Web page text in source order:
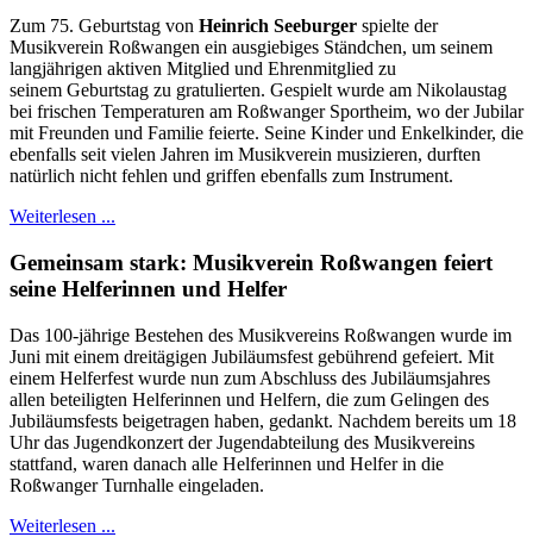
Zum 75. Geburtstag von Heinrich Seeburger spielte der
Musikverein Roßwangen ein ausgiebiges Ständchen, um seinem
langjährigen aktiven Mitglied und Ehrenmitglied zu
seinem Geburtstag zu gratulierten. Gespielt wurde am Nikolaustag
bei frischen Temperaturen am Roßwanger Sportheim, wo der Jubilar
mit Freunden und Familie feierte. Seine Kinder und Enkelkinder, die
ebenfalls seit vielen Jahren im Musikverein musizieren, durften
natürlich nicht fehlen und griffen ebenfalls zum Instrument.
Weiterlesen ...
Gemeinsam stark: Musikverein Roßwangen feiert
seine Helferinnen und Helfer
Das 100-jährige Bestehen des Musikvereins Roßwangen wurde im
Juni mit einem dreitägigen Jubiläumsfest gebührend gefeiert. Mit
einem Helferfest wurde nun zum Abschluss des Jubiläumsjahres
allen beteiligten Helferinnen und Helfern, die zum Gelingen des
Jubiläumsfests beigetragen haben, gedankt. Nachdem bereits um 18
Uhr das Jugendkonzert der Jugendabteilung des Musikvereins
stattfand, waren danach alle Helferinnen und Helfer in die
Roßwanger Turnhalle eingeladen.
Weiterlesen ...